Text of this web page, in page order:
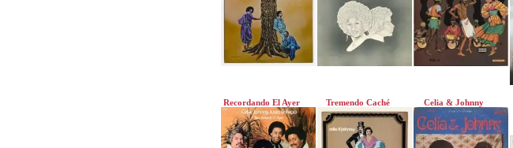
Recordando El Ayer Tremendo Caché Celia & Johnny